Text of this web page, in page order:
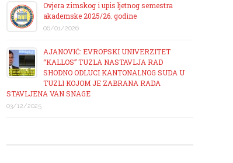
Ovjera zimskog i upis ljetnog semestra
akademske 2025/26. godine
06/01/2026
AJANOVIĆ: EVROPSKI UNIVERZITET
“KALLOS” TUZLA NASTAVLJA RAD
SHODNO ODLUCI KANTONALNOG SUDA U
TUZLI KOJOM JE ZABRANA RADA
STAVLJENA VAN SNAGE
03/12/2025